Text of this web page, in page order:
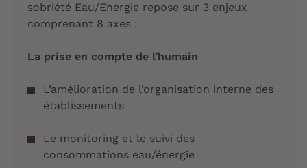
sobriété Eau/Energie repose sur 3 enjeux
comprenant 8 axes :
La prise en compte de l’humain
L’amélioration de l’organisation interne des
établissements
Le monitoring et le suivi des
consommations eau/énergie